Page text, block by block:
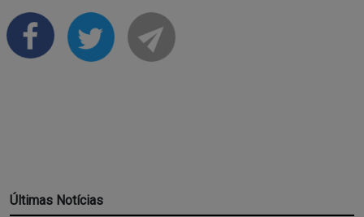
Últimas Notícias